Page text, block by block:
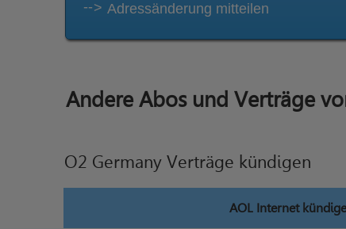
Adressänderung mitteilen
Andere Abos und Verträge
O2 Germany Verträge kündigen
AOL Internet